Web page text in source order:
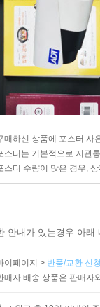
매하신 상품에 포스터 사
스터는 기본적으로 지관
스터 수량이 많은 경우,
안내가 있는경우 아
이페이지 > 반품/교환 신
매자 배송 상품은 판매자